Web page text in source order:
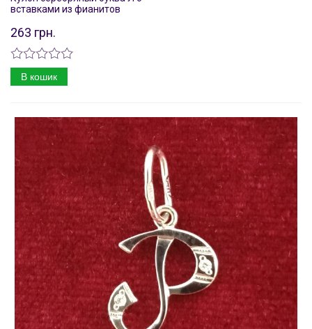
вставками из фианитов
263 грн.
В кошик